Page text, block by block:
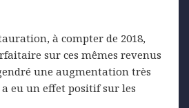
à compter de 2018,
sur ces mêmes revenus
une augmentation très
eu un effet positif sur les